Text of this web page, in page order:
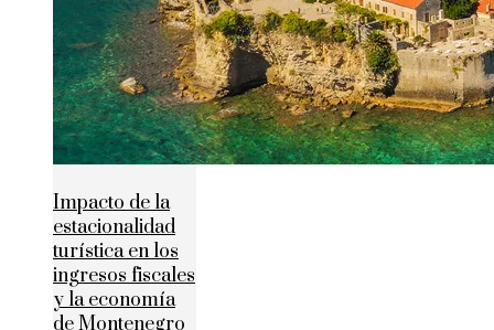
Impacto de la
estacionalidad
turística en los
ingresos fiscales
y la economía
de Montenegro